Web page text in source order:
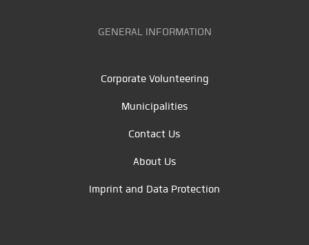
GENERAL INFORMATION
Corporate Volunteering
Municipalities
Contact Us
About Us
Imprint and Data Protection